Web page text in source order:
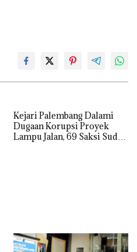
Kejari Palembang Dalami
Dugaan Korupsi Proyek
Lampu Jalan, 69 Saksi Sudah